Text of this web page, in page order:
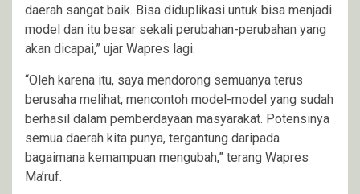
daerah sangat baik. Bisa diduplikasi untuk bisa menjadi
model dan itu besar sekali perubahan-perubahan yang
akan dicapai,” ujar Wapres lagi.
“Oleh karena itu, saya mendorong semuanya terus
berusaha melihat, mencontoh model-model yang sudah
berhasil dalam pemberdayaan masyarakat. Potensinya
semua daerah kita punya, tergantung daripada
bagaimana kemampuan mengubah,” terang Wapres
Ma’ruf.